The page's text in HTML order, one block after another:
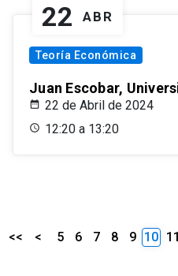
22 ABR
Teoría Económica
Juan Escobar,
22 de Abril de 2024
12:20 a 13:20
<< < 5 6 7 8 9 10 11